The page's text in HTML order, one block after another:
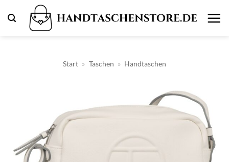
Inhalt
Start » Taschen » Handtaschen